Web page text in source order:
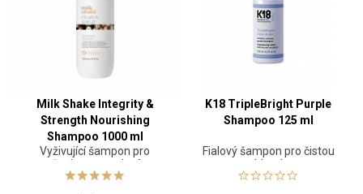
Milk Shake Integrity &
Strength Nourishing
Shampoo 1000 ml
Vyživující šampon pro
všechny typy vlasů
K18 TripleBright Purple
Shampoo 125 ml
Fialový šampon pro čistou
blond